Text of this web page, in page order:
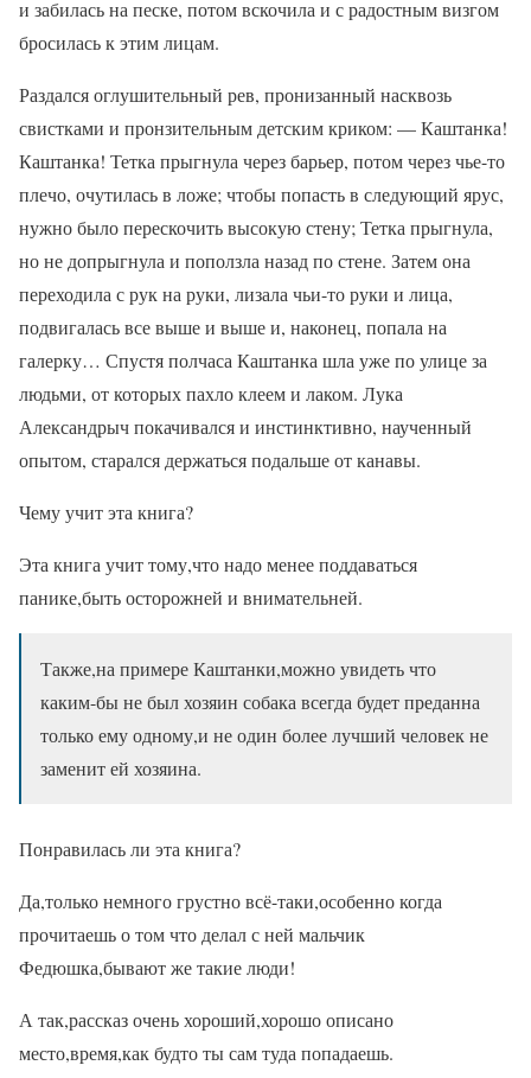
и забилась на песке, потом вскочила и с радостным визгом
бросилась к этим лицам.
Раздался оглушительный рев, пронизанный насквозь
свистками и пронзительным детским криком: — Каштанка!
Каштанка! Тетка прыгнула через барьер, потом через чье-то
плечо, очутилась в ложе; чтобы попасть в следующий ярус,
нужно было перескочить высокую стену; Тетка прыгнула,
но не допрыгнула и поползла назад по стене. Затем она
переходила с рук на руки, лизала чьи-то руки и лица,
подвигалась все выше и выше и, наконец, попала на
галерку… Спустя полчаса Каштанка шла уже по улице за
людьми, от которых пахло клеем и лаком. Лука
Александрыч покачивался и инстинктивно, наученный
опытом, старался держаться подальше от канавы.
Чему учит эта книга?
Эта книга учит тому,что надо менее поддаваться
панике,быть осторожней и внимательней.
Также,на примере Каштанки,можно увидеть что
каким-бы не был хозяин собака всегда будет преданна
только ему одному,и не один более лучший человек не
заменит ей хозяина.
Понравилась ли эта книга?
Да,только немного грустно всё-таки,особенно когда
прочитаешь о том что делал с ней мальчик
Федюшка,бывают же такие люди!
А так,рассказ очень хороший,хорошо описано
место,время,как будто ты сам туда попадаешь.